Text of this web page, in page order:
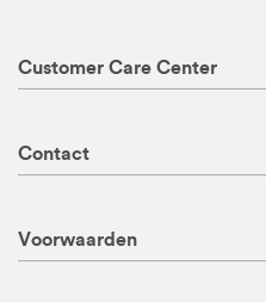
Customer Care Center
Contact
Voorwaarden